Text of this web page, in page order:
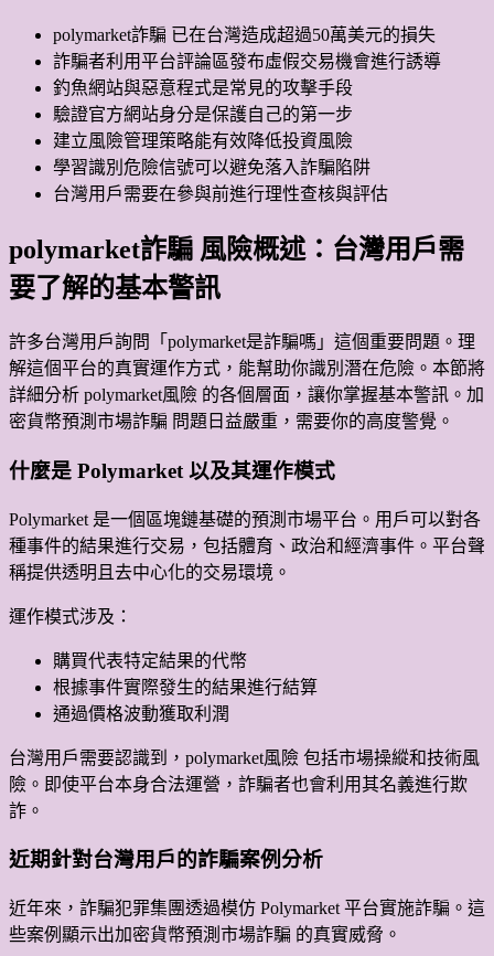
polymarket詐騙 已在台灣造成超過50萬美元的損失
詐騙者利用平台評論區發布虛假交易機會進行誘導
釣魚網站與惡意程式是常見的攻擊手段
驗證官方網站身分是保護自己的第一步
建立風險管理策略能有效降低投資風險
學習識別危險信號可以避免落入詐騙陷阱
台灣用戶需要在參與前進行理性查核與評估
polymarket詐騙 風險概述：台灣用戶需
要了解的基本警訊
許多台灣用戶詢問「polymarket是詐騙嗎」這個重要問題。理
解這個平台的真實運作方式，能幫助你識別潛在危險。本節將
詳細分析 polymarket風險 的各個層面，讓你掌握基本警訊。加
密貨幣預測市場詐騙 問題日益嚴重，需要你的高度警覺。
什麼是 Polymarket 以及其運作模式
Polymarket 是一個區塊鏈基礎的預測市場平台。用戶可以對各
種事件的結果進行交易，包括體育、政治和經濟事件。平台聲
稱提供透明且去中心化的交易環境。
運作模式涉及：
購買代表特定結果的代幣
根據事件實際發生的結果進行結算
通過價格波動獲取利潤
台灣用戶需要認識到，polymarket風險 包括市場操縱和技術風
險。即使平台本身合法運營，詐騙者也會利用其名義進行欺
詐。
近期針對台灣用戶的詐騙案例分析
近年來，詐騙犯罪集團透過模仿 Polymarket 平台實施詐騙。這
些案例顯示出加密貨幣預測市場詐騙 的真實威脅。